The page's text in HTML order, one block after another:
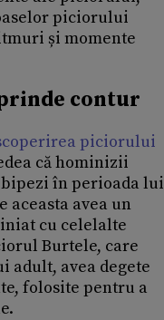
piciorului
și momente
contur
piciorului
că hominizii
în perioada lui
aceasta avea un
cu celelalte
Burtele, care
adult, avea degete
folosite pentru a